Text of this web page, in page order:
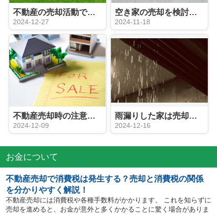
不動産の売却活動でオープンハウスをおこなうメリットをご紹介
2024-12-27
空き家の売却を検討中の方は必見！売却時にかかる税金について
2024-11-18
不動産売却時の注意点とは？不動産買取との違いなどをご紹介！
2024-12-09
雨漏りした家は売却が難しい？売却しづらい原因とおすすめの売却方法
2024-12-16
お金について
不動産売却で消費税は発生する？売却と消費税の関係
を分かりやすく解説！
不動産売却には消費税や各種手数料がかかります。 これを知らずに
売却を進めると、お金が意外と多くかかることに驚く場合がありま